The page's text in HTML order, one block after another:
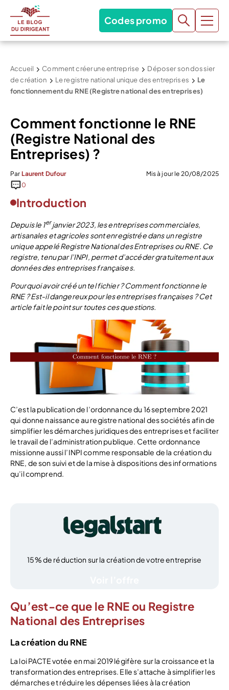
Codes promo
Accueil Comment créer une entreprise
Déposer son dossier
de création
Le registre national unique des entreprises
Le
fonctionnement du RNE (Registre national des entreprises)
Comment fonctionne le RNE
(Registre National des
Entreprises) ?
Par Laurent Dufour
Mis à jour le 20/08/2025
0
Introduction
Depuis le 1erjanvier 2023, les entreprises commerciales,
artisanales et agricoles sont enregistrée dans un registre
unique appelé Registre National des Entreprises ou RNE. Ce
registre, tenu par l’INPI, permet d’accéder gratuitement aux
données des entreprises françaises.
Pourquoi avoir créé un tel fichier ? Comment fonctionne le
RNE ? Est-il dangereux pour les entreprises françaises ? Cet
article fait le point sur toutes ces questions.
C’est la publication de l’ordonnance du 16 septembre 2021
qui donne naissance au registre national des sociétés afin de
simplifier les démarches juridiques des entreprises et faciliter
le travail de l’administration publique. Cette ordonnance
missionne aussi l’INPI comme responsable de la création du
RNE, de son suivi et de la mise à dispositions des informations
qu’il comprend.
15% de réduction sur la création de votre entreprise
Qu’est-ce que le RNE ou Registre
National des Entreprises
La création du RNE
La loi PACTE votée en mai 2019 légifère sur la croissance et la
transformation des entreprises. Elle s’attache à simplifier les
démarches et réduire les dépenses liées à la création